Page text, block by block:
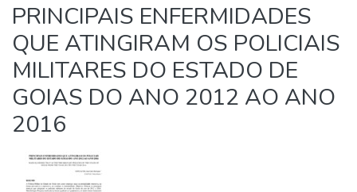
PRINCIPAIS ENFERMIDADES
QUE ATINGIRAM OS POLICIAIS
MILITARES DO ESTADO DE
GOIAS DO ANO 2012 AO ANO
2016